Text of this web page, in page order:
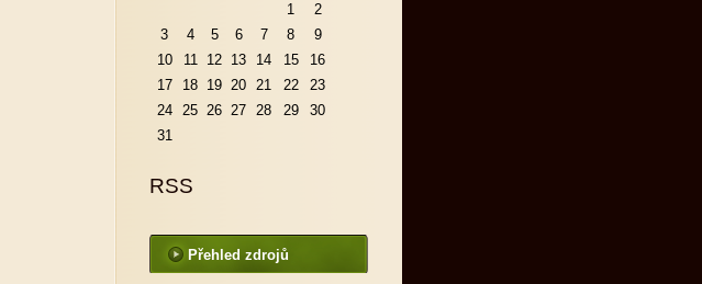
1
2
3
4 5 6 7 8
9
10
11 12 13 14 15
16
17
18 19 20 21 22
23
24
25 26 27 28 29
30
31
RSS
Přehled zdrojů